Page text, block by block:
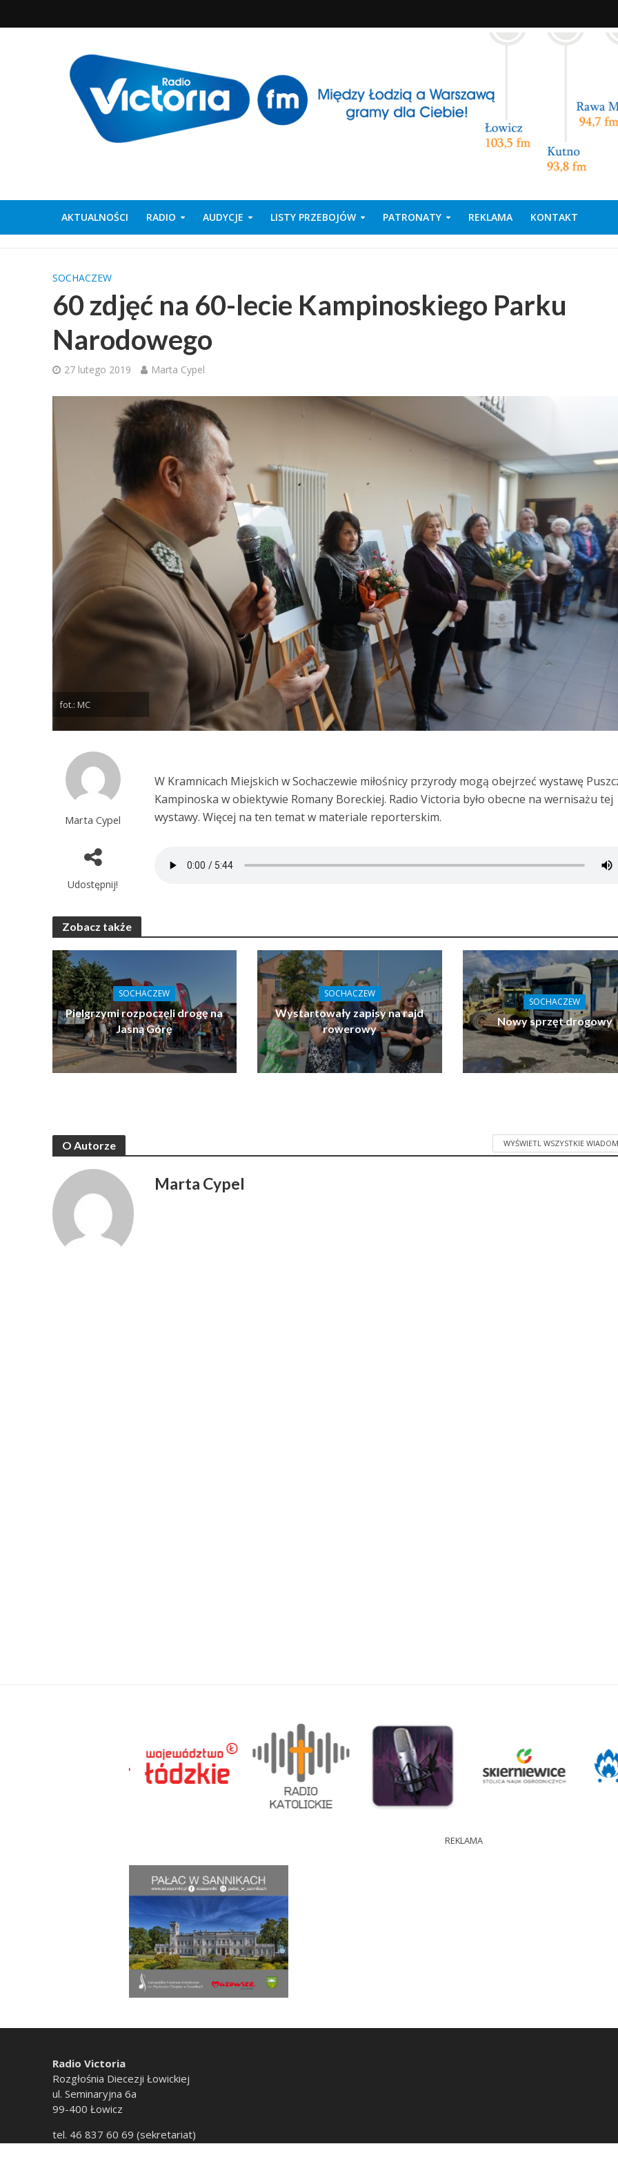
AKTUALNOŚCI RADIO AUDYCJE LISTY PRZEBOJÓW PATRONATY REKLAMA KONTAKT
SOCHACZEW
60 zdjęć na 60-lecie Kampinoskiego Parku
Narodowego
27 lutego 2019 Marta Cypel
fot.: MC
Marta Cypel
Udostępnij!
W Kramnicach Miejskich w Sochaczewie miłośnicy przyrody mogą obejrzeć wystawę
Kampinoska w obiektywie Romany Boreckiej. Radio Victoria było obecne na wernisażu tej
wystawy. Więcej na ten temat w materiale reporterskim.
Zobacz także
SOCHACZEW
Pielgrzymi rozpoczęli drogę na
Jasną Górę
SOCHACZEW
Wystartowały zapisy na rajd
rowerowy
SOCHACZEW
Nowy sprzęt drogowy
O Autorze WYŚWIETL WSZYSTKIE
Marta Cypel
REKLAMA
Radio Victoria
Rozgłośnia Diecezji Łowickiej
ul. Seminaryjna 6a
99-400 Łowicz
tel. 46 837 60 69 (sekretariat)